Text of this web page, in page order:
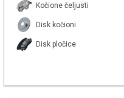
Kočione čeljusti
Disk kočioni
Disk pločice